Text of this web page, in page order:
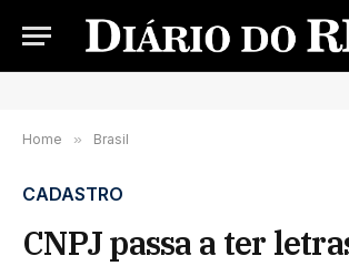
Home » Brasil
CADASTRO
CNPJ passa a ter